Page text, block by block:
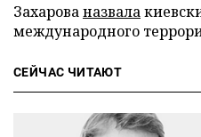
Захарованазвала
международного
СЕЙЧАС ЧИТАЮТ